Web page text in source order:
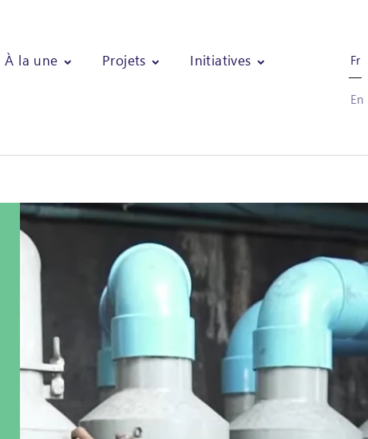
À la une Projets Initiatives Fr
En
à partir de biomasses agricoles issues d'industries africaines